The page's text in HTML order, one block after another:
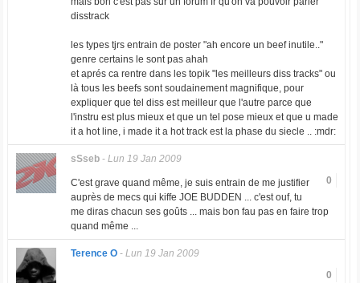
disstrack
les types tjrs entrain de poster "ah encore un beef inutile.."
genre certains le sont pas ahah
et aprés ca rentre dans les topik "les meilleurs diss tracks" ou
là tous les beefs sont soudainement magnifique, pour
expliquer que tel diss est meilleur que l'autre parce que
l'instru est plus mieux et que un tel pose mieux et que u made
it a hot line, i made it a hot track est la phase du siecle .. :mdr:
sSseb- Lun 19 Jan 2009
0
C'est grave quand même, je suis entrain de me justifier
auprès de mecs qui kiffe JOE BUDDEN ... c'est ouf, tu
me diras chacun ses goûts ... mais bon fau pas en faire trop
quand même ...
Terence O- Lun 19 Jan 2009
0